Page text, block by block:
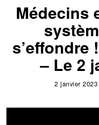
Médecins
s’effondre
– Le 2
2 janvier 2023